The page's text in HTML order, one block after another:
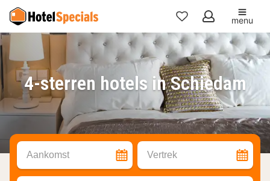
Mijn
favorieten
menu
4-sterren hotels in Schiedam
Aankomst Vertrek